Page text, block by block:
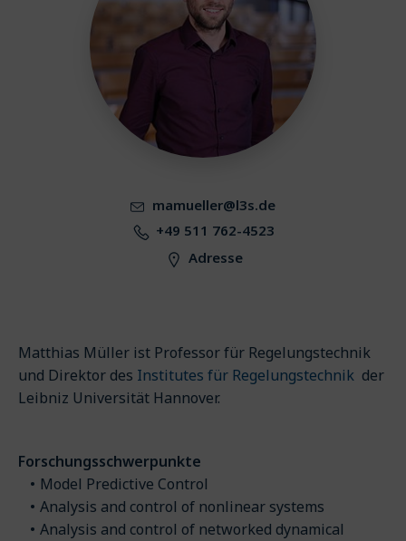
mamueller@l3s.de
+49 511 762-4523
Adresse
Matthias Müller ist Professor für Regelungstechnik
und Direktor des Institutes für Regelungstechnik der
Leibniz Universität Hannover.
Forschungsschwerpunkte
Model Predictive Control
Analysis and control of nonlinear systems
Analysis and control of networked dynamical